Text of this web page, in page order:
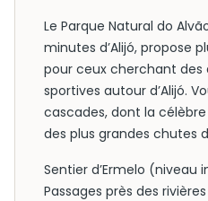
Le Parque Natural do
minutes d’Alijó, propose
pour ceux cherchant
sportives autour d’Alijó.
cascades, dont la célèbre
des plus grandes chutes
Sentier d’Ermelo (niveau
Passages près des